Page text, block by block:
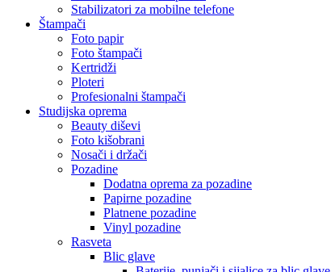
Stabilizatori za mobilne telefone
Štampači
Foto papir
Foto štampači
Kertridži
Ploteri
Profesionalni štampači
Studijska oprema
Beauty diševi
Foto kišobrani
Nosači i držači
Pozadine
Dodatna oprema za pozadine
Papirne pozadine
Platnene pozadine
Vinyl pozadine
Rasveta
Blic glave